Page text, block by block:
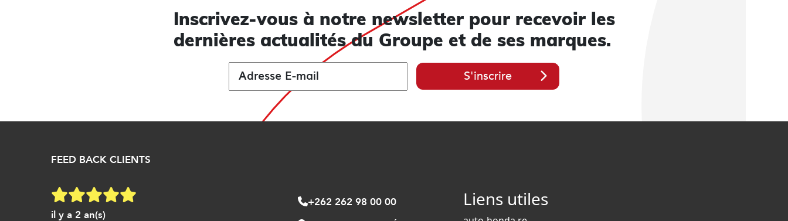
Inscrivez-vous à notre newsletter pour recevoir les
dernières actualités du Groupe et de ses marques.
S'inscrire
FEED BACK CLIENTS
il y a 2 an(s)
+262 262 98 00 00
Liens utiles